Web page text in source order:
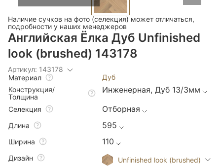
Наличие сучков на фото (селекция) может отличаться,
подробности у наших менеджеров
Английская Ёлка Дуб Unfinished
look (brushed) 143178
Артикул: 143178
Материал
Дуб
Конструкция/
Толщина
Инженерная, Дуб 13/3мм
Селекция Отборная
Длина 595
Ширина 110
Дизайн
Unfinished look (brushed)